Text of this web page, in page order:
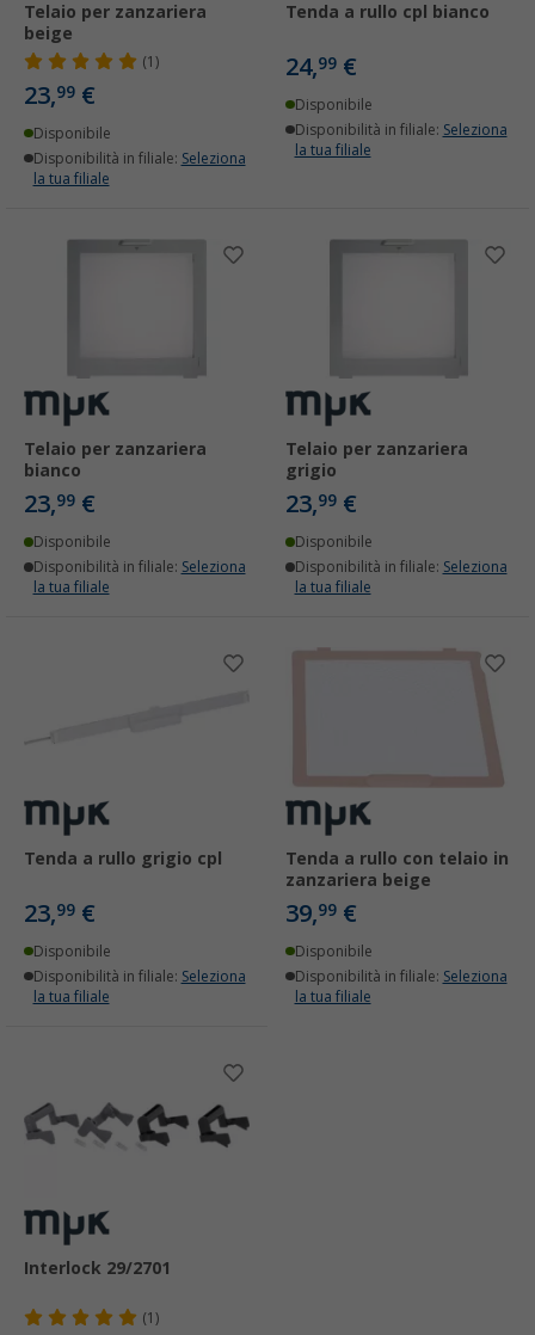
Telaio per zanzariera
beige
(1)
23,99 €
Disponibile
Disponibilità in filiale: Seleziona
la tua filiale
Tenda a rullo cpl bianco
24,99 €
Disponibile
Disponibilità in filiale: Seleziona
la tua filiale
Telaio per zanzariera
bianco
23,99 €
Disponibile
Disponibilità in filiale: Seleziona
la tua filiale
Telaio per zanzariera
grigio
23,99 €
Disponibile
Disponibilità in filiale: Seleziona
la tua filiale
Tenda a rullo grigio cpl
23,99 €
Disponibile
Disponibilità in filiale: Seleziona
la tua filiale
Tenda a rullo con telaio in
zanzariera beige
39,99 €
Disponibile
Disponibilità in filiale: Seleziona
la tua filiale
Interlock 29/2701
(1)